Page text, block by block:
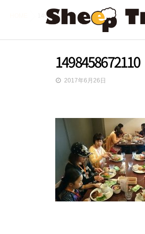
1498458672110
1498458672110
2017年6月26日